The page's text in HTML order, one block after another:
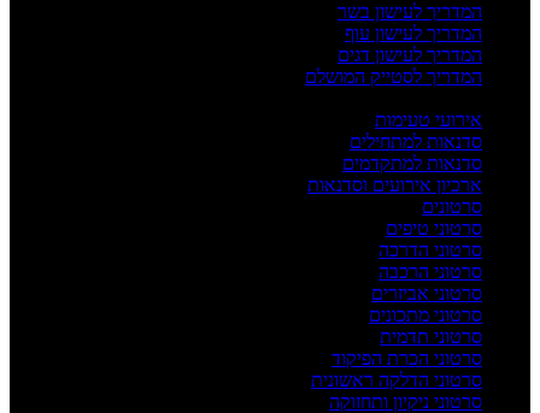
המדריך לעישון בשר
המדריך לעישון עוף
המדריך לעישון דגים
המדריך לסטייק המושלם
אירועי טעימות
סדנאות למתחילים
סדנאות למתקדמים
ארכיון אירועים וסדנאות
סרטונים
סרטוני טיפים
סרטוני הדרכה
סרטוני הרכבה
סרטוני אביזרים
סרטוני מתכונים
סרטוני תדמית
סרטוני הכרת הפיקוד
סרטוני הדלקה ראשונית
סרטוני ניקיון ותחזוקה